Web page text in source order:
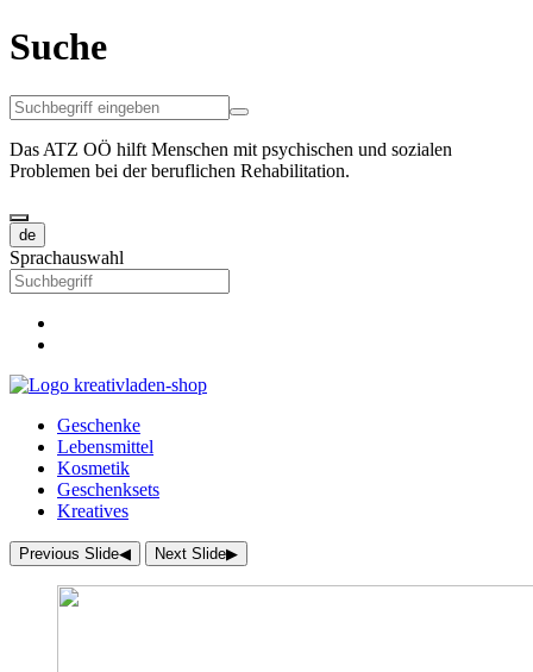
Suche
Das ATZ OÖ hilft Menschen mit psychischen und sozialen
Problemen bei der beruflichen Rehabilitation.
de
Sprachauswahl
Geschenke
Lebensmittel
Kosmetik
Geschenksets
Kreatives
Previous Slide◀︎ Next Slide▶︎